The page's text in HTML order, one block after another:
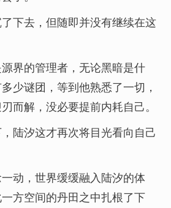
下去，但随即并没有继续在这
界的管理者，无论黑暗是什
少谜团，等到他熟悉了一切，
而解，没必要提前内耗自己。
陆汐这才再次将目光看向自己
动，世界缓缓融入陆汐的体
方空间的丹田之中扎根了下